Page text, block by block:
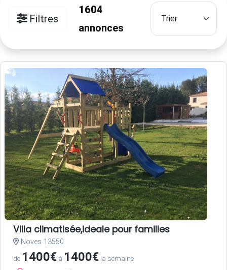
Filtres
1604
annonces
Villa climatisée,ideale pour familles
Noves 13550
de 1400€ à 1400€ la semaine